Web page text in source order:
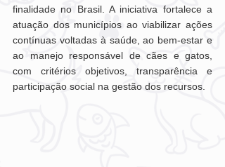
finalidade no Brasil. A iniciativa fortalece a
atuação dos municípios ao viabilizar ações
contínuas voltadas à saúde, ao bem-estar e
ao manejo responsável de cães e gatos,
com critérios objetivos, transparência e
participação social na gestão dos recursos.